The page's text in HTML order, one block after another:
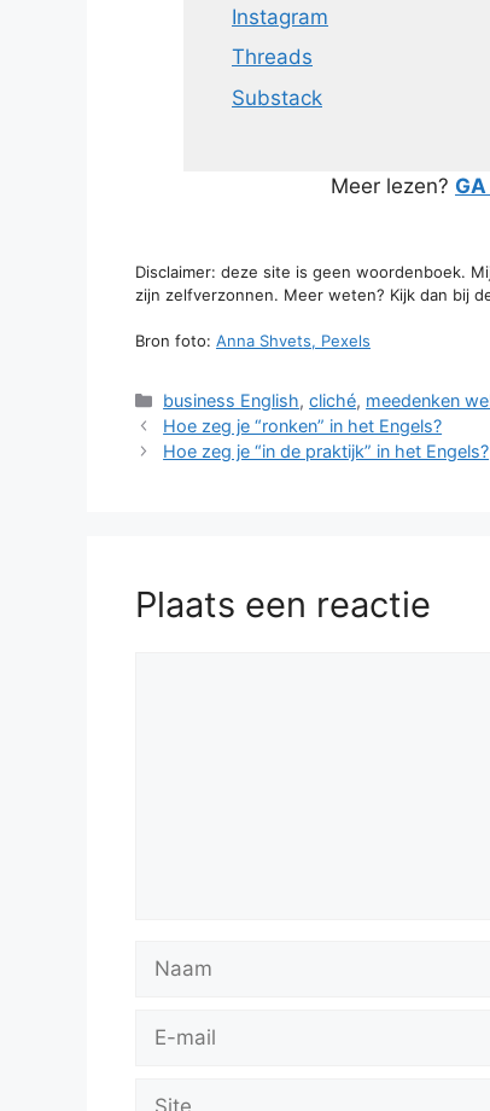
Instagram
Threads
Substack
Meer lezen?
Disclaimer: deze site is geen woordenboek.
zijn zelfverzonnen. Meer weten? Kijk dan bij
Bron foto: Anna Shvets, Pexels
Categorieën
business English,cliché, meedenken
Hoe zeg je “ronken” in het Engels?
Hoe zeg je “in de praktijk” in het Engels?
Plaats een reactie
Naam
Site